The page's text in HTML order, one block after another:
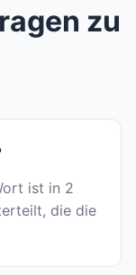
zu
ist in 2
die die